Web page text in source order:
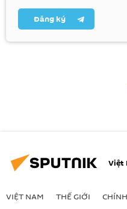
Đăng ký
Việt
VIỆT NAM THẾ GIỚI